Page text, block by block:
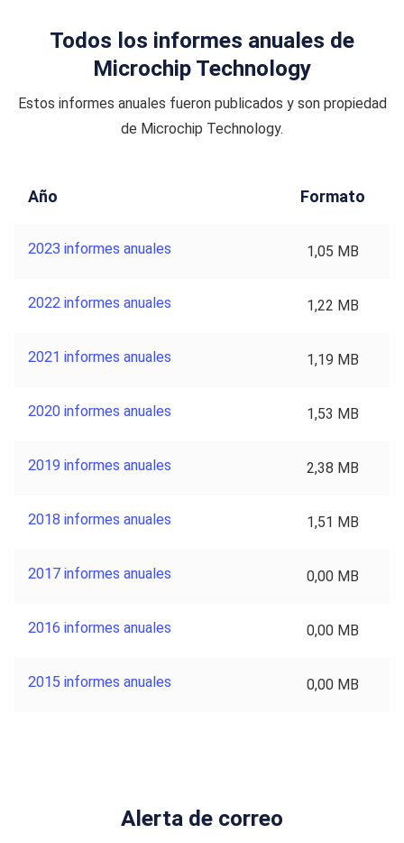
Todos los informes anuales de
Microchip Technology
Estos informes anuales fueron publicados y son propiedad
de Microchip Technology.
Año Formato
2023 informes anuales 1,05 MB
2022 informes anuales 1,22 MB
2021 informes anuales 1,19 MB
2020 informes anuales 1,53 MB
2019 informes anuales 2,38 MB
2018 informes anuales 1,51 MB
2017 informes anuales 0,00 MB
2016 informes anuales 0,00 MB
2015 informes anuales 0,00 MB
Alerta de correo